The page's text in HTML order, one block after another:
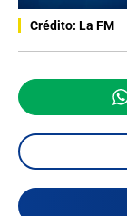
Crédito: La FM